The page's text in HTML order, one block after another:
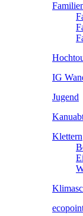
IG
Jugend
Klettern